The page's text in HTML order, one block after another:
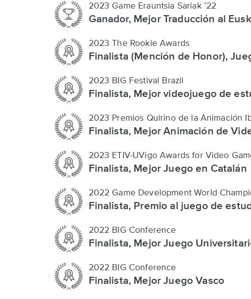
2023 Game Erauntsia Sariak ’22
Ganador, Mejor Traducción al
2023 The Rookie Awards
Finalista (Mención de Honor),
2023 BIG Festival Brazil
Finalista, Mejor videojuego de
2023 Premios Quirino de la Animación
Finalista, Mejor Animación de
2023 ETIV-UVigo Awards for Video
Finalista, Mejor Juego en Catalán
2022 Game Development World
Finalista, Premio al juego de
2022 BIG Conference
Finalista, Mejor Juego
2022 BIG Conference
Finalista, Mejor Juego Vasco